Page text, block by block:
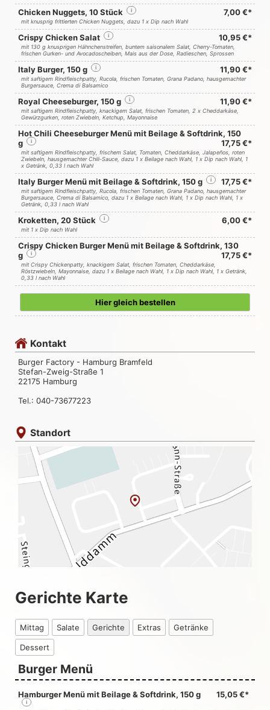
Chicken Nuggets, 10 Stück i 7,00 €*
mit knusprig frittierten Chicken Nuggets, dazu 1 x Dip nach Wahl
Crispy Chicken Salat i 10,95 €*
mit 130 g knusprigen Hähnchenstreifen, buntem saisonalem Salat, Cherry-Tomaten,
frischen Gurken- und Avocadoscheiben, Mais aus der Dose, Radieschen, Sprossen
Italy Burger, 150 g i 11,90 €*
mit saftigem Rindfleischpatty, Rucola, frischen Tomaten, Grana Padano, hausgemachter
Burgersauce, Crema di Balsamico
Royal Cheeseburger, 150 g i 11,90 €*
mit saftigem Rindfleischpatty, knackigem Salat, frischen Tomaten, 2 x Cheddarkäse,
Gewürzgurken, roten Zwiebeln, Ketchup, Mayonnaise
Hot Chili Cheeseburger Menü mit Beilage & Softdrink, 150
g
i 17,75 €*
mit saftigem Rindfleischpatty, frischem Salat, Tomaten, Cheddarkäse, Jalapeños, roten
Zwiebeln, hausgemachter Chili-Sauce, dazu 1 x Beilage nach Wahl, 1 x Dip nach Wahl, 1
x Getränk, 0,33 l nach Wahl
Italy Burger Menü mit Beilage & Softdrink, 150 g i 17,75 €*
mit saftigem Rindfleischpatty, Rucola, frischen Tomaten, Grana Padano, hausgemachter
Burgersauce, Crema di Balsamico, dazu 1 x Beilage nach Wahl, 1 x Dip nach Wahl, 1 x
Getränk, 0,33 l nach Wahl
Kroketten, 20 Stück i 6,00 €*
mit 1 x Dip nach Wahl
Crispy Chicken Burger Menü mit Beilage & Softdrink, 130
g
i 17,75 €*
mit Crispy Chickenpatty, knackigem Salat, frischen Tomaten, Cheddarkäse,
Röstzwiebeln, Mayonnaise, dazu 1 x Beilage nach Wahl, 1 x Dip nach Wahl, 1 x Getränk,
0,33 l nach Wahl
Hier gleich bestellen
Kontakt
Burger Factory - Hamburg Bramfeld
Stefan-Zweig-Straße 1
22175 Hamburg
Tel.: 040-73677223
Standort
Gerichte Karte
Mittag Salate Gerichte Extras Getränke
Dessert
Burger Menü
Hamburger Menü mit Beilage & Softdrink, 150 g 15,05 €*
i